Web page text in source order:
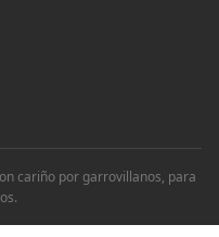
cariño por garrovillanos, para